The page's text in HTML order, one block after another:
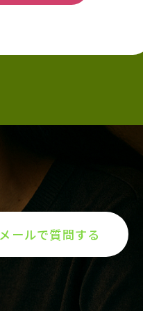
メールで質問する